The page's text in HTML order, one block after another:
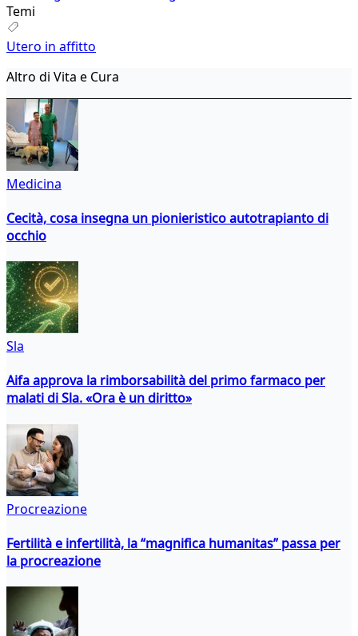
Temi
Utero in affitto
Altro di Vita e Cura
Medicina
Cecità, cosa insegna un pionieristico autotrapianto di
occhio
Sla
Aifa approva la rimborsabilità del primo farmaco per
malati di Sla. «Ora è un diritto»
Procreazione
Fertilità e infertilità, la “magnifica humanitas” passa per
la procreazione